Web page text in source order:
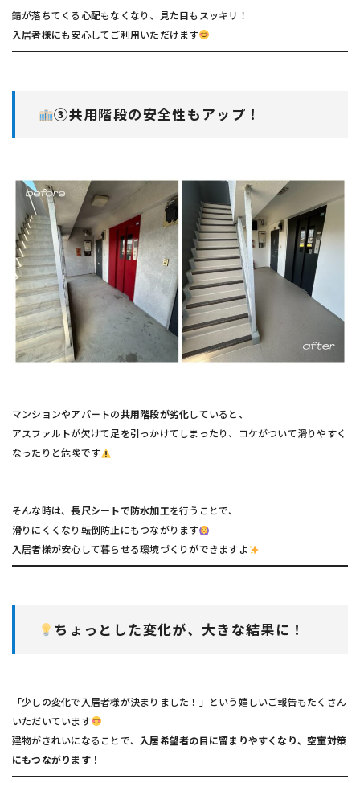
錆が落ちてくる心配もなくなり、見た目もスッキリ！
入居者様にも安心してご利用いただけます
③共用階段の安全性もアップ！
マンションやアパートの共用階段が劣化していると、
アスファルトが欠けて足を引っかけてしまったり、コケがついて滑りやすく
なったりと危険です
そんな時は、長尺シートで防水加工を行うことで、
滑りにくくなり転倒防止にもつながります
入居者様が安心して暮らせる環境づくりができますよ
ちょっとした変化が、大きな結果に！
「少しの変化で入居者様が決まりました！」という嬉しいご報告もたくさん
いただいています
建物がきれいになることで、
入居希望者の目に留まりやすくなり、空室対策
にもつながります！